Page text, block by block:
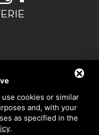
cookies or similar
and, with your
as specified in the
.